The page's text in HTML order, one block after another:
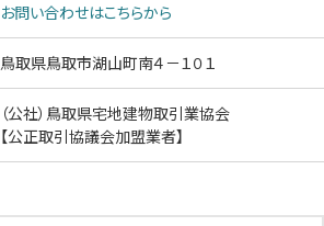
お問い合わせはこちらから
鳥取県鳥取市湖山町南４－１０１
（公社）鳥取県宅地建物取引業協会
【公正取引協議会加盟業者】